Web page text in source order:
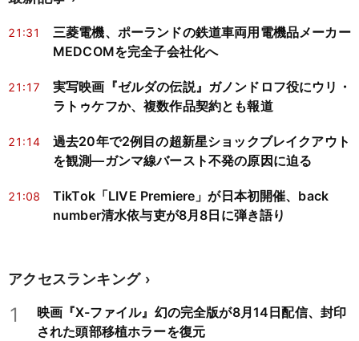
21:31
三菱電機、ポーランドの鉄道車両用電機品メーカー
MEDCOMを完全子会社化へ
21:17
実写映画『ゼルダの伝説』ガノンドロフ役にウリ・
ラトゥケフか、複数作品契約とも報道
21:14
過去20年で2例目の超新星ショックブレイクアウト
を観測―ガンマ線バースト不発の原因に迫る
21:08
TikTok「LIVE Premiere」が日本初開催、back
number清水依与吏が8月8日に弾き語り
アクセスランキング
1
映画『X-ファイル』幻の完全版が8月14日配信、封印
された頭部移植ホラーを復元